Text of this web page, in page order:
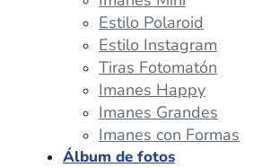
Estilo Polaroid
Estilo Instagram
Tiras Fotomatón
Imanes Happy
Imanes Grandes
Imanes con Formas
Álbum de fotos